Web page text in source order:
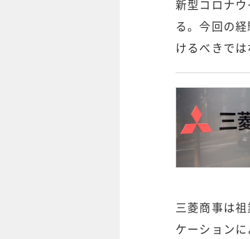
新型コロナ
る。今回の
けるべきで
三菱商事は
ケーション